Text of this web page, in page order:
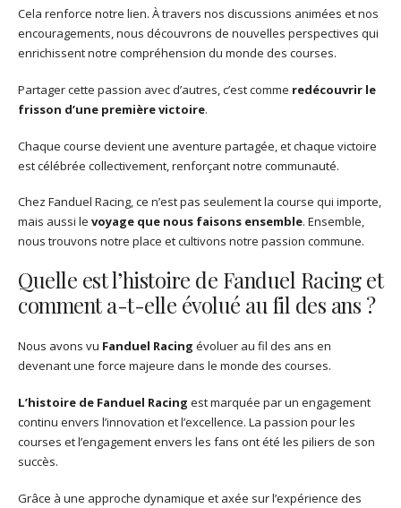
Cela renforce notre lien. À travers nos discussions animées et nos
encouragements, nous découvrons de nouvelles perspectives qui
enrichissent notre compréhension du monde des courses.
Partager cette passion avec d’autres, c’est comme redécouvrir le
frisson d’une première victoire.
Chaque course devient une aventure partagée, et chaque victoire
est célébrée collectivement, renforçant notre communauté.
Chez Fanduel Racing, ce n’est pas seulement la course qui importe,
mais aussi le voyage que nous faisons ensemble. Ensemble,
nous trouvons notre place et cultivons notre passion commune.
Quelle est l’histoire de Fanduel Racing et
comment a-t-elle évolué au fil des ans ?
Nous avons vu Fanduel Racing évoluer au fil des ans en
devenant une force majeure dans le monde des courses.
L’histoire de Fanduel Racing est marquée par un engagement
continu envers l’innovation et l’excellence. La passion pour les
courses et l’engagement envers les fans ont été les piliers de son
succès.
Grâce à une approche dynamique et axée sur l’expérience des